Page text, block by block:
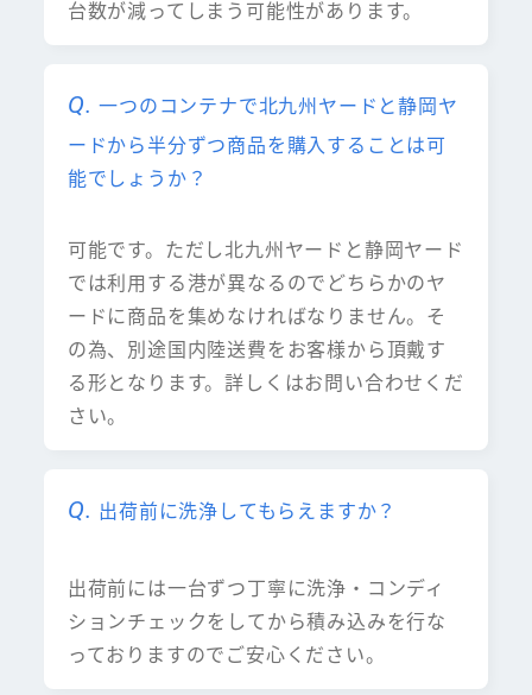
台数が減ってしまう可能性があります。
一つのコンテナで北九州ヤードと静岡ヤ
ードから半分ずつ商品を購入することは可
能でしょうか？
可能です。ただし北九州ヤードと静岡ヤード
では利用する港が異なるのでどちらかのヤ
ードに商品を集めなければなりません。そ
の為、別途国内陸送費をお客様から頂戴す
る形となります。詳しくはお問い合わせくだ
さい。
出荷前に洗浄してもらえますか？
出荷前には一台ずつ丁寧に洗浄・コンディ
ションチェックをしてから積み込みを行な
っておりますのでご安心ください。